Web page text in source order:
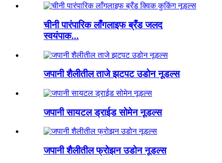
चीनी पारंपारिक लाँगलाइफ ब्रँड जलद
स्वयंपाक...
जपानी शैलीतील ताजे झटपट उडोन नूडल्स
जपानी सायटल ड्राईड सोमेन नूडल्स
जपानी शैलीतील फ्रोझन उडोन नूडल्स